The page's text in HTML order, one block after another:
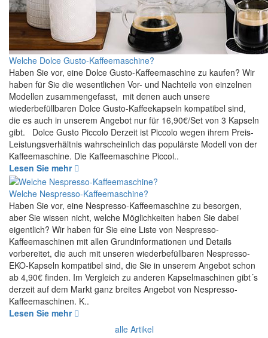
Welche Dolce Gusto-Kaffeemaschine?
Haben Sie vor, eine Dolce Gusto-Kaffeemaschine zu kaufen? Wir
haben für Sie die wesentlichen Vor- und Nachteile von einzelnen
Modellen zusammengefasst, mit denen auch unsere
wiederbefüllbaren Dolce Gusto-Kaffeekapseln kompatibel sind,
die es auch in unserem Angebot nur für 16,90€/Set von 3 Kapseln
gibt. Dolce Gusto Piccolo Derzeit ist Piccolo wegen ihrem Preis-
Leistungsverhältnis wahrscheinlich das populärste Modell von der
Kaffeemaschine. Die Kaffeemaschine Piccol..
Lesen Sie mehr
Welche Nespresso-Kaffeemaschine?
Haben Sie vor, eine Nespresso-Kaffeemaschine zu besorgen,
aber Sie wissen nicht, welche Möglichkeiten haben Sie dabei
eigentlich? Wir haben für Sie eine Liste von Nespresso-
Kaffeemaschinen mit allen Grundinformationen und Details
vorbereitet, die auch mit unseren wiederbefüllbaren Nespresso-
EKO-Kapseln kompatibel sind, die Sie in unserem Angebot schon
ab 4,90€ finden. Im Vergleich zu anderen Kapselmaschinen gibt´s
derzeit auf dem Markt ganz breites Angebot von Nespresso-
Kaffeemaschinen. K..
Lesen Sie mehr
alle Artikel